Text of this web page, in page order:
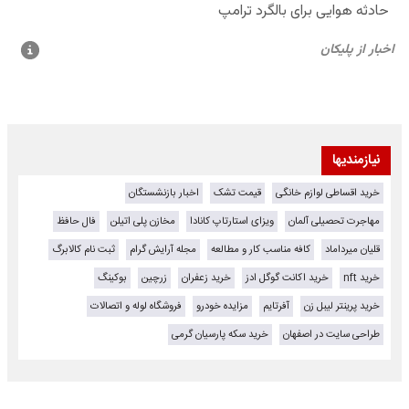
نیازمندیها
خرید اقساطی لوازم خانگی قیمت تشک
اخبار بازنشستگان
مهاجرت تحصیلی آلمان
ویزای استارتاپ کانادا مخازن پلی اتیلن
فال حافظ
قلیان میرداماد
کافه مناسب کار و مطالعه مجله آرایش گرام
ثبت نام کالابرگ
خرید nft
خرید اکانت گوگل ادز خرید زعفران زرچین
بوکینگ
خرید پرینتر لیبل زن
آفرتایم مزایده خودرو
فروشگاه لوله و اتصالات
طراحی سایت در اصفهان
خرید سکه پارسیان گرمی